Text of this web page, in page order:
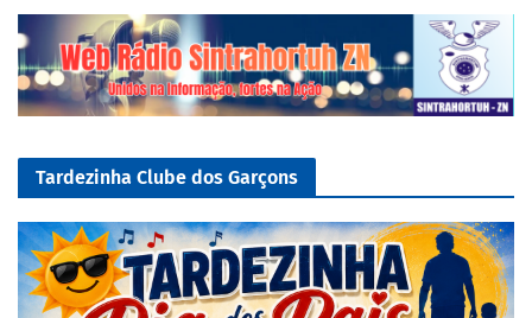
Tardezinha Clube dos Garçons